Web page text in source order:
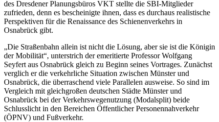
des Dresdener Planungsbüros VKT stellte die SBI-Mitglieder
zufrieden, denn es bescheinigte ihnen, dass es durchaus realistische
Perspektiven für die Renaissance des Schienenverkehrs in
Osnabrück gibt.
„Die Straßenbahn allein ist nicht die Lösung, aber sie ist die Königin
der Mobilität“, unterstrich der emeritierte Professor Wolfgang
Seyfert aus Osnabrück gleich zu Beginn seines Vortrages. Zunächst
verglich er die verkehrliche Situation zwischen Münster und
Osnabrück, die überraschend viele Parallelen ausweise. So sind im
Vergleich mit gleichgroßen deutschen Städte Münster und
Osnabrück bei der Verkehrswegenutzung (Modalsplit) beide
Schlusslicht in den Bereichen Öffentlicher Personennahverkehr
(ÖPNV) und Fußverkehr.